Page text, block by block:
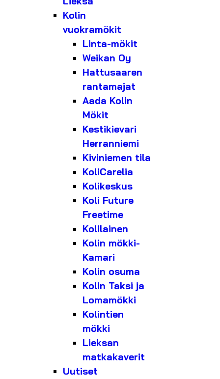
Kolin
vuokramökit
Linta-mökit
Weikan Oy
Hattusaaren
rantamajat
Aada Kolin
Mökit
Kestikievari
Herranniemi
Kiviniemen tila
KoliCarelia
Kolikeskus
Koli Future
Freetime
Kolilainen
Kolin mökki-
Kamari
Kolin osuma
Kolin Taksi ja
Lomamökki
Kolintien
mökki
Lieksan
matkakaverit
Uutiset